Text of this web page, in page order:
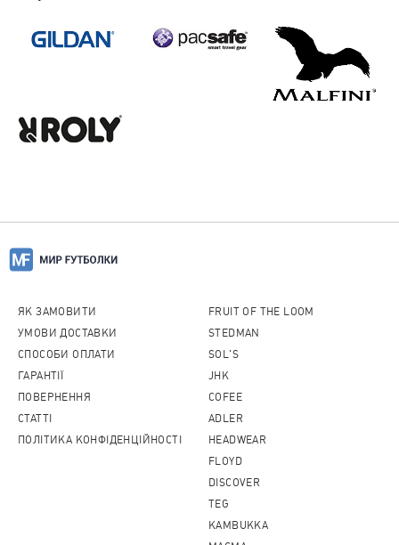
ЯК ЗАМОВИТИ
УМОВИ ДОСТАВКИ
СПОСОБИ ОПЛАТИ
ГАРАНТІЇ
ПОВЕРНЕННЯ
CТАТТІ
ПОЛІТИКА КОНФІДЕНЦІЙНОСТІ
FRUIT OF THE LOOM
STEDMAN
SOL'S
JHK
COFEE
ADLER
HEADWEAR
FLOYD
DISCOVER
TEG
KAMBUKKA